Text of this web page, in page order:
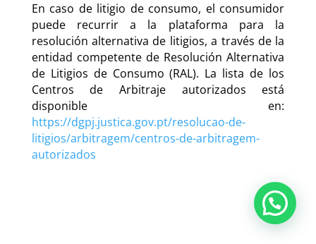
En caso de litigio de consumo, el consumidor
puede recurrir a la plataforma para la
resolución alternativa de litigios, a través de la
entidad competente de Resolución Alternativa
de Litigios de Consumo (RAL). La lista de los
Centros de Arbitraje autorizados está
disponible en:
https://dgpj.justica.gov.pt/resolucao-de-
litigios/arbitragem/centros-de-arbitragem-
autorizados